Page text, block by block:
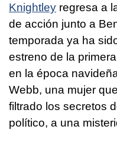
Knightley regresa a
de acción junto a
temporada ya ha
estreno de la
en la época
Webb, una mujer
filtrado los secretos
político, a una